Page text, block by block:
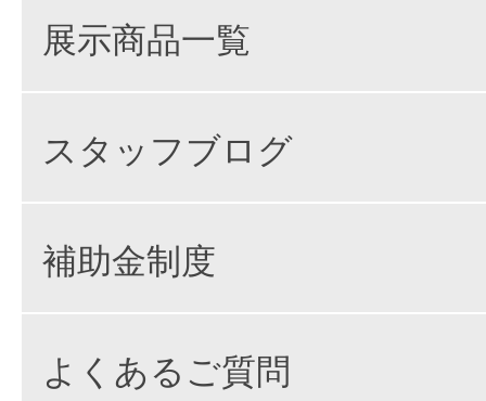
展示商品一覧
スタッフブログ
補助金制度
よくあるご質問